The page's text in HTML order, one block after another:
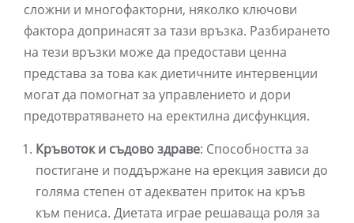
сложни и многофакторни, няколко ключови
фактора допринасят за тази връзка. Разбирането
на тези връзки може да предостави ценна
представа за това как диетичните интервенции
могат да помогнат за управлението и дори
предотвратяването на еректилна дисфункция.
Кръвоток и съдово здраве: Способността за
постигане и поддържане на ерекция зависи до
голяма степен от адекватен приток на кръв
към пениса. Диетата играе решаваща роля за